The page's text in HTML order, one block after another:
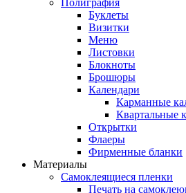
Полиграфия
Буклеты
Визитки
Меню
Листовки
Блокноты
Брошюры
Календари
Карманные
Квартальные
Открытки
Флаеры
Фирменные бланки
Материалы
Самоклеящиеся пленки
Печать на